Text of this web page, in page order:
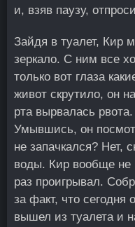
и, взяв паузу,
Зайдя в туалет, Кир
зеркало. С ним все
только вот глаза
живот скрутило, он
рта вырвалась
Умывшись, он
не запачкался? Нет,
воды. Кир вообще не
раз проигрывал.
за факт, что сегодня
вышел из туалета и